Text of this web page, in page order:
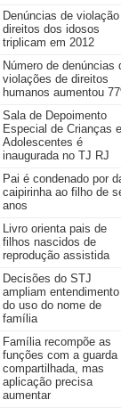
Denúncias de
direitos dos idosos
triplicam em 2012
Número de denúncias
violações de direitos
humanos aumentou
Sala de Depoimento
Especial de Crianças e
Adolescentes é
inaugurada no TJ RJ
Pai é condenado por
caipirinha ao filho de
anos
Livro orienta pais de
filhos nascidos de
reprodução assistida
Decisões do STJ
ampliam entendimento
do uso do nome de
família
Família recompõe as
funções com a guarda
compartilhada, mas
aplicação precisa
aumentar